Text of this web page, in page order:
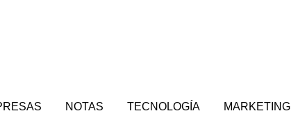
NOTAS TECNOLOGÍA MARKETING